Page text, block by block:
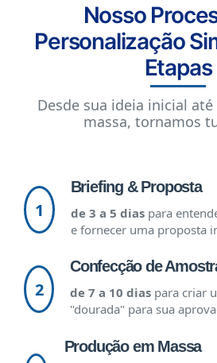
Nosso
Personalização
Etapas
Desde sua ideia inicial
massa, tornamos
1
Briefing & Proposta
de 3 a 5 diaspara
e fornecer uma proposta
2
Confecção de
de 7 a 10 dias para criar
"dourada" para sua
Produção em Massa